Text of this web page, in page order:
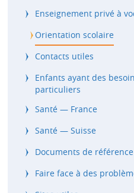
Enseignement privé à
Orientation scolaire
Contacts utiles
Enfants ayant des
particuliers
Santé — France
Santé — Suisse
Documents de référence
Faire face à des